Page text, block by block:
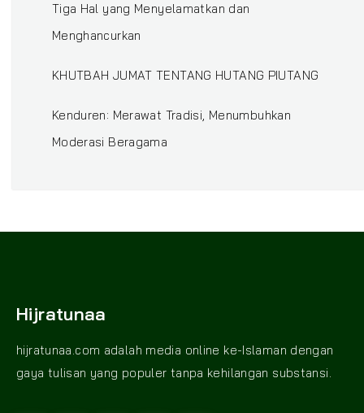
Tiga Hal yang Menyelamatkan dan
Menghancurkan
KHUTBAH JUMAT TENTANG HUTANG PIUTANG
Kenduren: Merawat Tradisi, Menumbuhkan
Moderasi Beragama
Hijratunaa
hijratunaa.com adalah media online ke-Islaman dengan
gaya tulisan yang populer tanpa kehilangan substansi.